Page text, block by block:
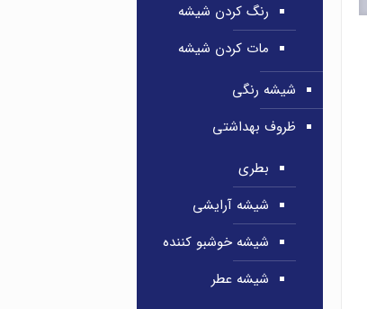
رنگ کردن شیشه
مات کردن شیشه
شیشه رنگی
ظروف بهداشتی
بطری
شیشه آرایشی
شیشه خوشبو کننده
شیشه عطر